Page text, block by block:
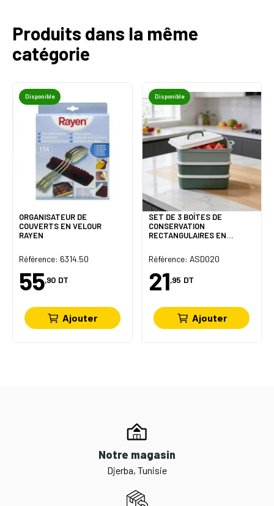
Produits dans la même
catégorie
Disponible
ORGANISATEUR DE
COUVERTS EN VELOUR
RAYEN
Référence: 6314.50
55,90 DT
Ajouter
Disponible
SET DE 3 BOÎTES DE
CONSERVATION
RECTANGULAIRES EN
Référence: ASD020
21,95 DT
Ajouter
Notre magasin
Djerba, Tunisie